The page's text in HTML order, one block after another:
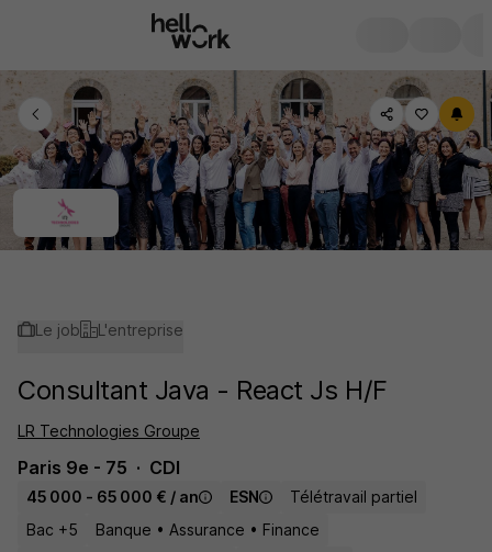
Le job L'entreprise
Consultant Java - React Js H/F
LR Technologies Groupe
Paris 9e - 75 CDI
45 000 - 65 000 € / an ESN
Télétravail partiel
Bac +5
Banque • Assurance • Finance